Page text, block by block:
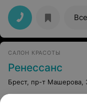
САЛОН КРАСОТЫ
Ренессанс
Брест, пр-т Машерова,